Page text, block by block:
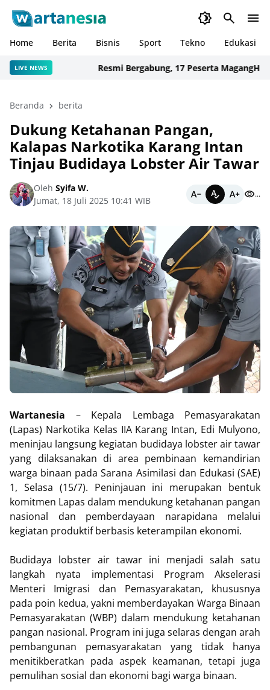
Home Berita Bisnis Sport Tekno Edukasi
LIVE NEWS Resmi Bergabung, 17 Peserta MagangHub
Beranda berita
Dukung Ketahanan Pangan,
Kalapas Narkotika Karang Intan
Tinjau Budidaya Lobster Air Tawar
Oleh Syifa W.
Jumat, 18 Juli 2025 10:41 WIB
...
Wartanesia – Kepala Lembaga Pemasyarakatan
(Lapas) Narkotika Kelas IIA Karang Intan, Edi Mulyono,
meninjau langsung kegiatan budidaya lobster air tawar
yang dilaksanakan di area pembinaan kemandirian
warga binaan pada Sarana Asimilasi dan Edukasi (SAE)
1, Selasa (15/7). Peninjauan ini merupakan bentuk
komitmen Lapas dalam mendukung ketahanan pangan
nasional dan pemberdayaan narapidana melalui
kegiatan produktif berbasis keterampilan ekonomi.
Budidaya lobster air tawar ini menjadi salah satu
langkah nyata implementasi Program Akselerasi
Menteri Imigrasi dan Pemasyarakatan, khususnya
pada poin kedua, yakni memberdayakan Warga Binaan
Pemasyarakatan (WBP) dalam mendukung ketahanan
pangan nasional. Program ini juga selaras dengan arah
pembangunan pemasyarakatan yang tidak hanya
menitikberatkan pada aspek keamanan, tetapi juga
pemulihan sosial dan ekonomi bagi warga binaan.